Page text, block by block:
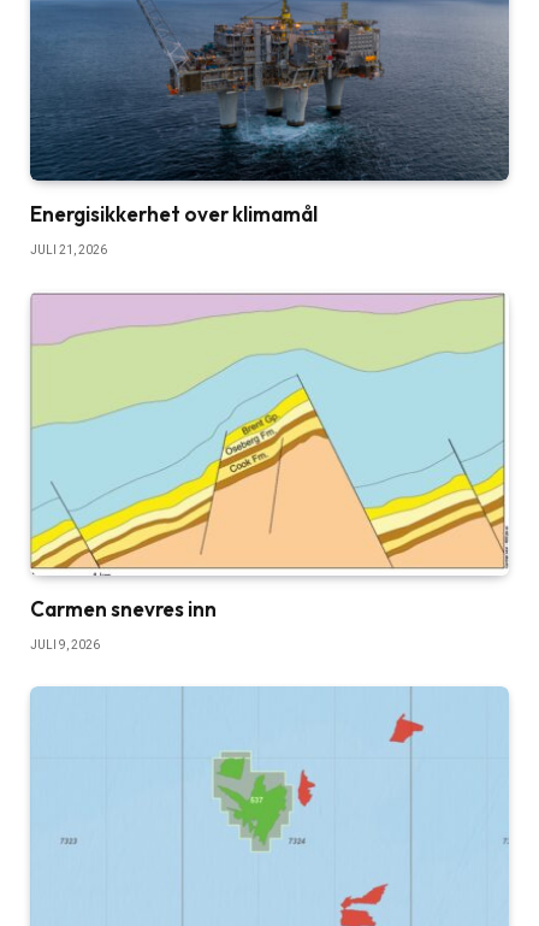
Energisikkerhet over klimamål
JULI 21, 2026
Carmen snevres inn
JULI 9, 2026